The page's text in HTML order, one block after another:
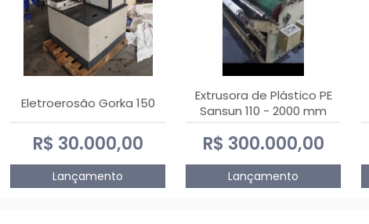
Eletroerosão Gorka 150
R$ 30.000,00
Lançamento
Extrusora de Plástico PE
Sansun 110 - 2000 mm
R$ 300.000,00
Lançamento